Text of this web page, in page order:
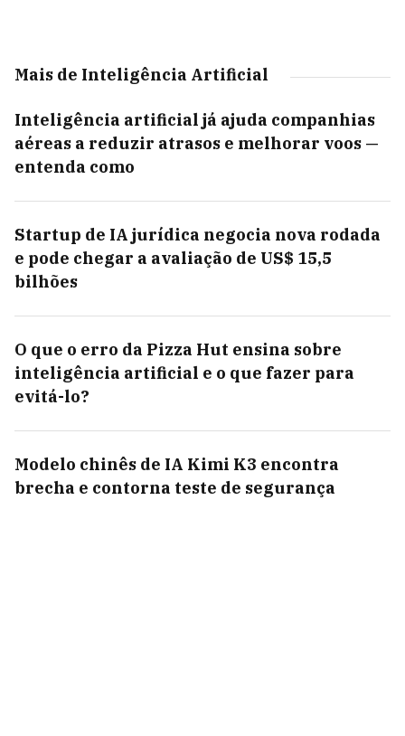
Mais de Inteligência Artificial
Inteligência artificial já ajuda companhias
aéreas a reduzir atrasos e melhorar voos —
entenda como
Startup de IA jurídica negocia nova rodada
e pode chegar a avaliação de US$ 15,5
bilhões
O que o erro da Pizza Hut ensina sobre
inteligência artificial e o que fazer para
evitá-lo?
Modelo chinês de IA Kimi K3 encontra
brecha e contorna teste de segurança